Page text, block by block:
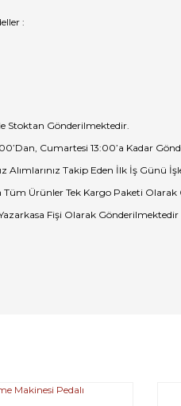
:
Stoktan Gönderilmektedir.
Cumartesi 13:00’a Kadar
Alımlarınız Takip Eden İlk İş Günü
Ürünler Tek Kargo Paketi Olarak
Fişi Olarak Gönderilmektedir